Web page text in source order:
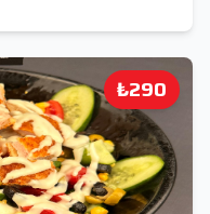
₺290